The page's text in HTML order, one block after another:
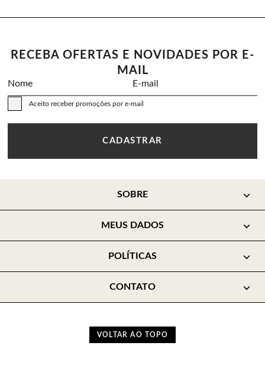
RECEBA OFERTAS E NOVIDADES POR E-
MAIL
Nome E-mail
CADASTRAR
Aceito receber promoções por e-mail
SOBRE
MEUS DADOS
POLÍTICAS
CONTATO
VOLTAR AO TOPO